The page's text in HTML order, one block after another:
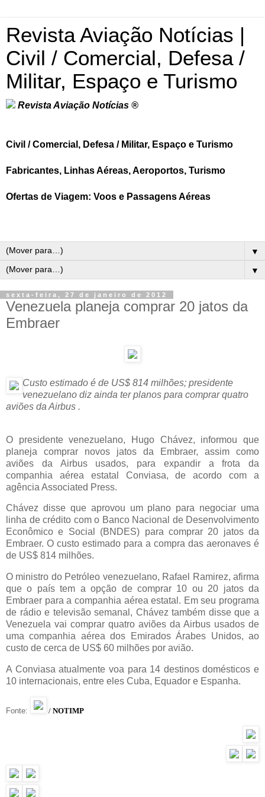
Revista Aviação Notícias |
Civil / Comercial, Defesa /
Militar, Espaço e Turismo
Revista Aviação Notícias ®
Civil / Comercial, Defesa / Militar, Espaço e Turismo
Fabricantes, Linhas Aéreas, Aeroportos, Turismo
Ofertas de Viagem: Voos e Passagens Aéreas
▼
▼
sexta-feira, 27 de janeiro de 2012
Venezuela planeja comprar 20 jatos da
Embraer
Custo estimado é de US$ 814 milhões; presidente
venezuelano diz ainda ter planos para comprar quatro
aviões da Airbus .
O presidente venezuelano, Hugo Chávez, informou que
planeja comprar novos jatos da Embraer, assim como
aviões da Airbus usados, para expandir a frota da
companhia aérea estatal Conviasa, de acordo com a
agência Associated Press.
Chávez disse que aprovou um plano para negociar uma
linha de crédito com o Banco Nacional de Desenvolvimento
Econômico e Social (BNDES) para comprar 20 jatos da
Embraer. O custo estimado para a compra das aeronaves é
de US$ 814 milhões.
O ministro do Petróleo venezuelano, Rafael Ramirez, afirma
que o país tem a opção de comprar 10 ou 20 jatos da
Embraer para a companhia aérea estatal. Em seu programa
de rádio e televisão semanal, Chávez também disse que a
Venezuela vai comprar quatro aviões da Airbus usados de
uma companhia aérea dos Emirados Árabes Unidos, ao
custo de cerca de US$ 60 milhões por avião.
A Conviasa atualmente voa para 14 destinos domésticos e
10 internacionais, entre eles Cuba, Equador e Espanha.
Fonte: / NOTIMP